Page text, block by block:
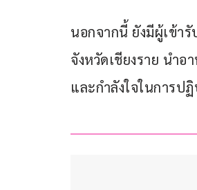
นอกจากนี้ ยังมีผู้เข้า
จังหวัดเชียงราย นำ
และกำลังใจในการป